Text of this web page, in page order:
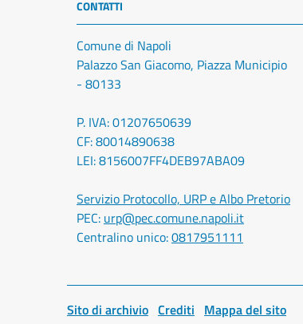
CONTATTI
Comune di Napoli
Palazzo San Giacomo, Piazza Municipio
- 80133
P. IVA: 01207650639
CF: 80014890638
LEI: 8156007FF4DEB97ABA09
Servizio Protocollo, URP e Albo Pretorio
PEC: urp@pec.comune.napoli.it
Centralino unico:0817951111
Sito di archivio Crediti Mappa del sito